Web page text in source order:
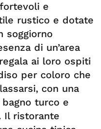
e
rustico e dotate
soggiorno
di un’area
ai loro ospiti
per coloro che
con una
turco e
Il ristorante